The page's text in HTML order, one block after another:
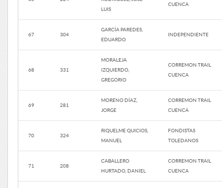
LUIS
CUENCA
67 304
GARCÍA PAREDES,
EDUARDO
INDEPENDIENTE
68 331
MORALEJA
IZQUIERDO,
GREGORIO
CORREMON TRAIL
CUENCA
69 281
MORENO DÍAZ,
JORGE
CORREMON TRAIL
CUENCA
70 324
RIQUELME QUICIOS,
MANUEL
FONDISTAS
TOLEDANOS
71 208
CABALLERO
HURTADO, DANIEL
CORREMON TRAIL
CUENCA